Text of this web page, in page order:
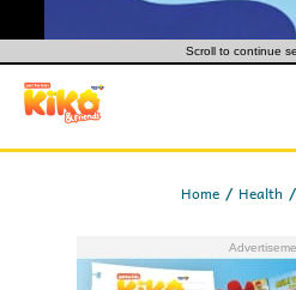
Scroll to continue
Home Health